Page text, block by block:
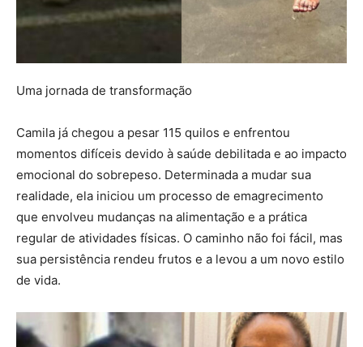
Uma jornada de transformação
Camila já chegou a pesar 115 quilos e enfrentou
momentos difíceis devido à saúde debilitada e ao impacto
emocional do sobrepeso. Determinada a mudar sua
realidade, ela iniciou um processo de emagrecimento
que envolveu mudanças na alimentação e a prática
regular de atividades físicas. O caminho não foi fácil, mas
sua persistência rendeu frutos e a levou a um novo estilo
de vida.